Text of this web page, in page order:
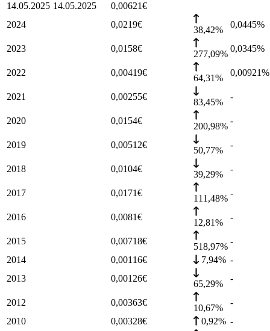
14.05.2025 14.05.2025 0,00621€
2024
0,0219€
38,42%
0,0445%
2023 0,0158€
277,09%
0,0345%
2022 0,00419€
64,31%
0,00921%
2021 0,00255€
83,45%
-
2020 0,0154€
200,98%
-
2019 0,00512€
50,77%
-
2018 0,0104€
39,29%
-
2017 0,0171€
111,48%
-
2016 0,0081€
12,81%
-
2015 0,00718€
518,97%
-
2014
0,00116€ 7,94% -
2013
0,00126€
65,29%
-
2012 0,00363€
10,67%
-
2010
0,00328€ 0,92% -